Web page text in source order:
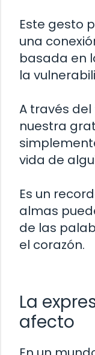
Este gesto
una
basada en
la
A través
nuestra
vida de
Es un
almas
de las
el corazón.
La
afecto